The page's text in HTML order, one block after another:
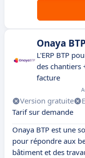
Onaya BTP
L'ERP BTP
des chantiers
facture
Version gratuite
Tarif sur demande
Onaya BTP est une
pour répondre aux
bâtiment et des